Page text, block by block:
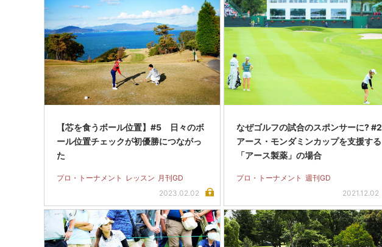
【芯を食うボール位置】#5 日々のボ
ール位置チェックが初優勝につながっ
た
プロ・トーナメント レッスン 月刊GD
2023.02.02
なぜゴルフの試合のスポンサーに? #2
アース・モンダミンカップを支援する
「アース製薬」の場合
プロ・トーナメント 週刊GD
2021.12.02